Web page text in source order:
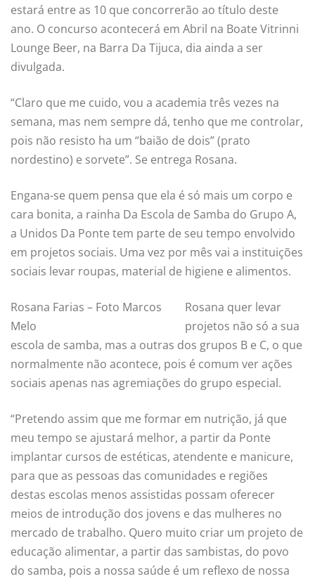
estará entre as 10 que concorrerão ao título deste
ano. O concurso acontecerá em Abril na Boate Vitrinni
Lounge Beer, na Barra Da Tijuca, dia ainda a ser
divulgada.
“Claro que me cuido, vou a academia três vezes na
semana, mas nem sempre dá, tenho que me controlar,
pois não resisto ha um “baião de dois” (prato
nordestino) e sorvete”. Se entrega Rosana.
Engana-se quem pensa que ela é só mais um corpo e
cara bonita, a rainha Da Escola de Samba do Grupo A,
a Unidos Da Ponte tem parte de seu tempo envolvido
em projetos sociais. Uma vez por mês vai a instituições
sociais levar roupas, material de higiene e alimentos.
Rosana Farias – Foto Marcos
Melo
Rosana quer levar
projetos não só a sua
escola de samba, mas a outras dos grupos B e C, o que
normalmente não acontece, pois é comum ver ações
sociais apenas nas agremiações do grupo especial.
“Pretendo assim que me formar em nutrição, já que
meu tempo se ajustará melhor, a partir da Ponte
implantar cursos de estéticas, atendente e manicure,
para que as pessoas das comunidades e regiões
destas escolas menos assistidas possam oferecer
meios de introdução dos jovens e das mulheres no
mercado de trabalho. Quero muito criar um projeto de
educação alimentar, a partir das sambistas, do povo
do samba, pois a nossa saúde é um reflexo de nossa